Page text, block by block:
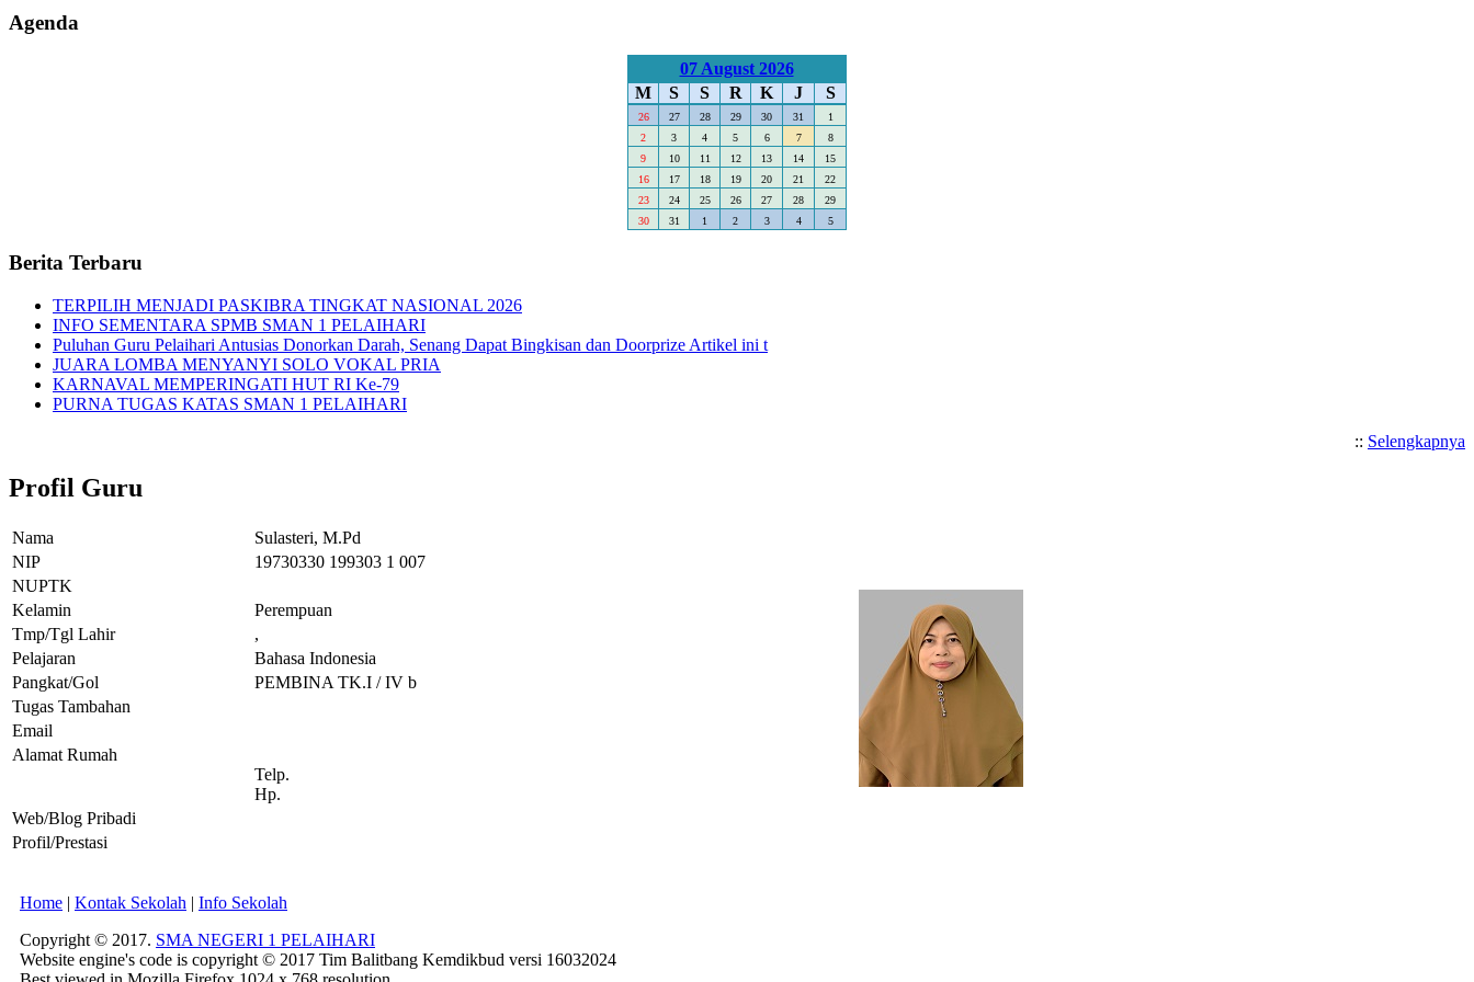
Agenda
07 August 2026
M
S S R K J S
26 27 28 29 30 31
1
2
3 4 5 6 7
8
9
10 11 12 13 14
15
16
17 18 19 20 21
22
23
24 25 26 27 28
29
30
31 1 2 3 4 5
Berita Terbaru
TERPILIH MENJADI PASKIBRA TINGKAT NASIONAL 2026
INFO SEMENTARA SPMB SMAN 1 PELAIHARI
Puluhan Guru Pelaihari Antusias Donorkan Darah, Senang Dapat Bingkisan dan Doorprize Artikel ini t
JUARA LOMBA MENYANYI SOLO VOKAL PRIA
KARNAVAL MEMPERINGATI HUT RI Ke-79
PURNA TUGAS KATAS SMAN 1 PELAIHARI
:: Selengkapnya
Profil Guru
Nama
Sulasteri, M.Pd
NIP
19730330 199303 1 007
NUPTK
Kelamin
Perempuan
Tmp/Tgl Lahir
,
Pelajaran
Bahasa Indonesia
Pangkat/Gol
PEMBINA TK.I / IV b
Tugas Tambahan
Email
Alamat Rumah
Telp.
Hp.
Web/Blog Pribadi
Profil/Prestasi
Home | Kontak Sekolah | Info Sekolah
Copyright © 2017. SMA NEGERI 1 PELAIHARI
Website engine's code is copyright © 2017 Tim Balitbang Kemdikbud versi 16032024